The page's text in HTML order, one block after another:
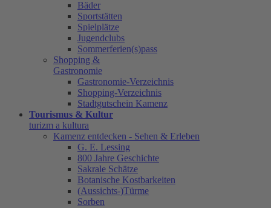
Bäder
Sportstätten
Spielplätze
Jugendclubs
Sommerferien(s)pass
Shopping &
Gastronomie
Gastronomie-Verzeichnis
Shopping-Verzeichnis
Stadtgutschein Kamenz
Tourismus & Kultur
turizm a kultura
Kamenz entdecken - Sehen & Erleben
G. E. Lessing
800 Jahre Geschichte
Sakrale Schätze
Botanische Kostbarkeiten
(Aussichts-)Türme
Sorben